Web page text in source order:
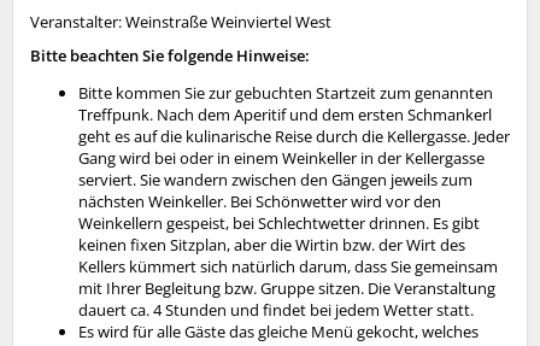
Veranstalter: Weinstraße Weinviertel West
Bitte beachten Sie folgende Hinweise:
Bitte kommen Sie zur gebuchten Startzeit zum genannten
Treffpunk. Nach dem Aperitif und dem ersten Schmankerl
geht es auf die kulinarische Reise durch die Kellergasse. Jeder
Gang wird bei oder in einem Weinkeller in der Kellergasse
serviert. Sie wandern zwischen den Gängen jeweils zum
nächsten Weinkeller. Bei Schönwetter wird vor den
Weinkellern gespeist, bei Schlechtwetter drinnen. Es gibt
keinen fixen Sitzplan, aber die Wirtin bzw. der Wirt des
Kellers kümmert sich natürlich darum, dass Sie gemeinsam
mit Ihrer Begleitung bzw. Gruppe sitzen. Die Veranstaltung
dauert ca. 4 Stunden und findet bei jedem Wetter statt.
Es wird für alle Gäste das gleiche Menü gekocht, welches